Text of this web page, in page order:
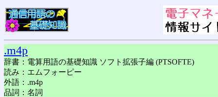
.m4p
辞書：電算用語の基礎知識 ソフト拡張子編 (PTSOFTE)
読み：エムフォーピー
外語：.m4p
品詞：名詞